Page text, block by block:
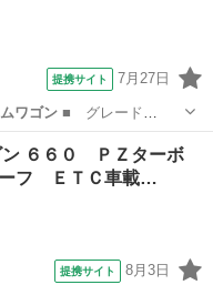
提携サイト 7月27日
ワゴン■ グレード
ン ６６０ ＰＺターボ
フ ＥＴＣ車載…
提携サイト 8月3日